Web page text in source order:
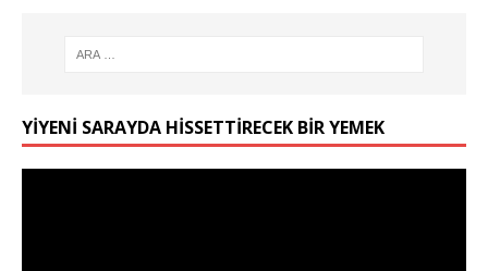
YIYENI SARAYDA HISSETTIRECEK BIR YEMEK